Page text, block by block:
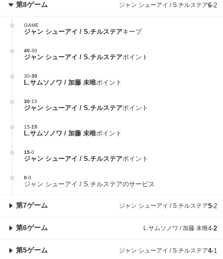
第8ゲーム ジャン シューアイ / S.チルステア6-2
GAME
ジャン シューアイ / S.チルステアキープ
40-30
ジャン シューアイ / S.チルステアポイント
30-30
L.サムソノワ / 加藤 未唯ポイント
30-15
ジャン シューアイ / S.チルステアポイント
15-15
L.サムソノワ / 加藤 未唯ポイント
15-0
ジャン シューアイ / S.チルステアポイント
0-0
ジャン シューアイ / S.チルステアのサービス
第7ゲーム ジャン シューアイ / S.チルステア5-2
第6ゲーム L.サムソノワ / 加藤 未唯4-2
第5ゲーム ジャン シューアイ / S.チルステア4-1